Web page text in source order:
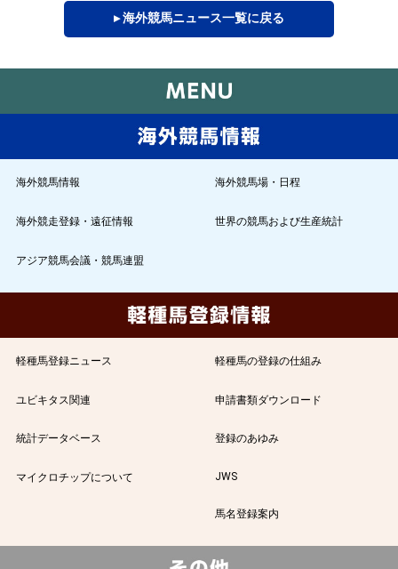
▸ 海外競馬ニュース一覧に戻る
海外競馬情報 海外競馬場・日程
海外競走登録・遠征情報 世界の競馬および生産統計
アジア競馬会議・競馬連盟
軽種馬登録ニュース 軽種馬の登録の仕組み
ユビキタス関連 申請書類ダウンロード
統計データベース 登録のあゆみ
マイクロチップについて JWS
馬名登録案内